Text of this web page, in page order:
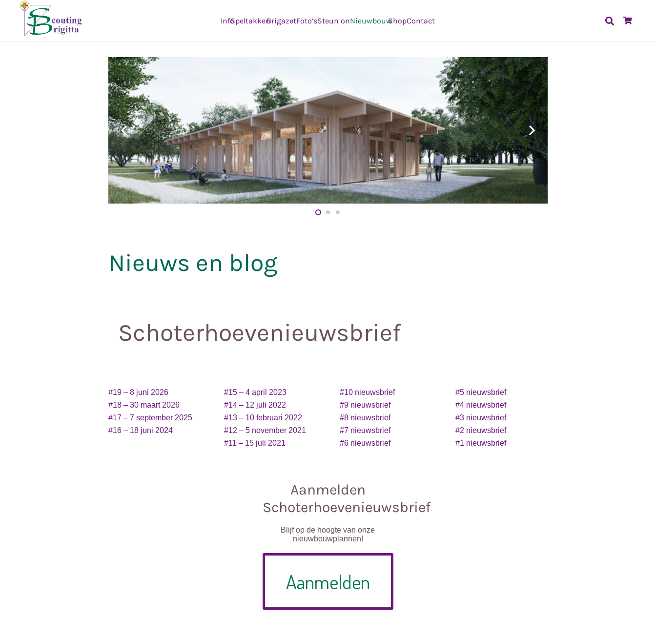
InfoSpeltakkenBrigazetFoto’sSteun onsNieuwbouwShopContact
Nieuws en blog
Schoterhoevenieuwsbrief
#19 – 8 juni 2026
#18 – 30 maart 2026
#17 – 7 september 2025
#16 – 18 juni 2024
#15 – 4 april 2023
#14 – 12 juli 2022
#13 – 10 februari 2022
#12 – 5 november 2021
#11 – 15 juli 2021
#10 nieuwsbrief
#9 nieuwsbrief
#8 nieuwsbrief
#7 nieuwsbrief
#6 nieuwsbrief
#5 nieuwsbrief
#4 nieuwsbrief
#3 nieuwsbrief
#2 nieuwsbrief
#1 nieuwsbrief
Aanmelden
Schoterhoevenieuwsbrief
Blijf op de hoogte van onze
nieuwbouwplannen!
Aanmelden